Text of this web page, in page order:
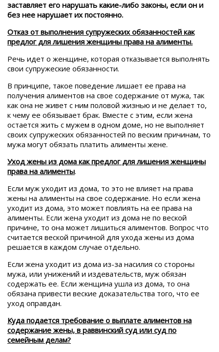
заставляет его нарушать какие-либо законы, если он и
без нее нарушает их постоянно.
Отказ от выполнения супружеских обязанностей как
предлог для лишения женщины права на алименты.
Речь идет о женщине, которая отказывается выполнять
свои супружеские обязанности.
В принципе, такое поведение лишает ее права на
получения алиментов на свое содержание от мужа, так
как она не живет с ним половой жизнью и не делает то,
к чему ее обязывает брак. Вместе с этим, если жена
остается жить с мужем в одном доме, но не выполняет
своих супружеских обязанностей по веским причинам, то
мужа могут обязать платить алименты жене.
Уход жены из дома как предлог для лишения женщины
права на алименты.
Если муж уходит из дома, то это не влияет на права
жены на алименты на свое содержание. Но если жена
уходит из дома, это может повлиять на ее права на
алименты. Если жена уходит из дома не по веской
причине, то она может лишиться алиментов. Вопрос что
считается веской причиной для ухода жены из дома
решается в каждом случае отдельно.
Если жена уходит из дома из-за насилия со стороны
мужа, или унижений и издевательств, муж обязан
содержать ее. Если женщина ушла из дома, то она
обязана привести веские доказательства того, что ее
уход оправдан.
Куда подается требование о выплате алиментов на
содержание жены, в раввинский суд или суд по
семейным делам?